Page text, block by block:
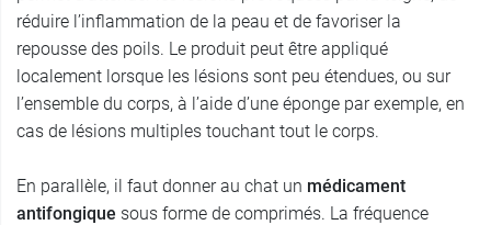
réduire l’inflammation de la peau et de favoriser la
repousse des poils. Le produit peut être appliqué
localement lorsque les lésions sont peu étendues, ou sur
l’ensemble du corps, à l’aide d’une éponge par exemple, en
cas de lésions multiples touchant tout le corps.
En parallèle, il faut donner au chat un médicament
antifongique sous forme de comprimés. La fréquence